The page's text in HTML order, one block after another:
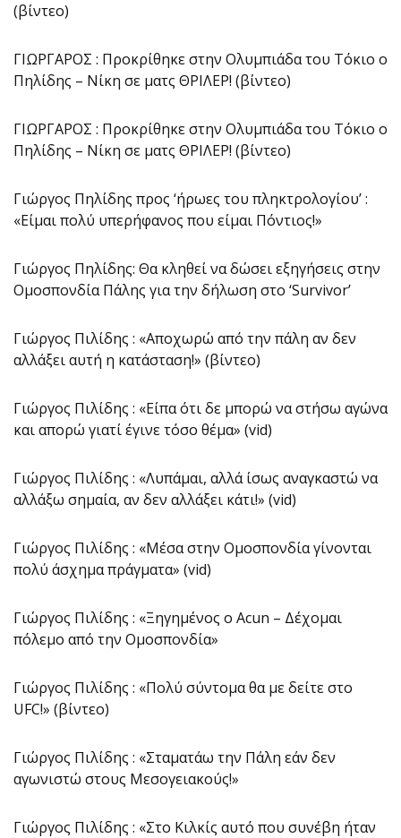
(βίντεο)
ΓΙΩΡΓΑΡΟΣ : Προκρίθηκε στην Ολυμπιάδα του Τόκιο ο
Πηλίδης – Νίκη σε ματς ΘΡΙΛΕΡ! (βίντεο)
ΓΙΩΡΓΑΡΟΣ : Προκρίθηκε στην Ολυμπιάδα του Τόκιο ο
Πηλίδης – Νίκη σε ματς ΘΡΙΛΕΡ! (βίντεο)
Γιώργος Πηλίδης προς ‘ήρωες του πληκτρολογίου’ :
«Είμαι πολύ υπερήφανος που είμαι Πόντιος!»
Γιώργος Πηλίδης: Θα κληθεί να δώσει εξηγήσεις στην
Ομοσπονδία Πάλης για την δήλωση στο ‘Survivor’
Γιώργος Πιλίδης : «Αποχωρώ από την πάλη αν δεν
αλλάξει αυτή η κατάσταση!» (βίντεο)
Γιώργος Πιλίδης : «Είπα ότι δε μπορώ να στήσω αγώνα
και απορώ γιατί έγινε τόσο θέμα» (vid)
Γιώργος Πιλίδης : «Λυπάμαι, αλλά ίσως αναγκαστώ να
αλλάξω σημαία, αν δεν αλλάξει κάτι!» (vid)
Γιώργος Πιλίδης : «Μέσα στην Ομοσπονδία γίνονται
πολύ άσχημα πράγματα» (vid)
Γιώργος Πιλίδης : «Ξηγημένος ο Acun – Δέχομαι
πόλεμο από την Ομοσπονδία»
Γιώργος Πιλίδης : «Πολύ σύντομα θα με δείτε στο
UFC!» (βίντεο)
Γιώργος Πιλίδης : «Σταματάω την Πάλη εάν δεν
αγωνιστώ στους Μεσογειακούς!»
Γιώργος Πιλίδης : «Στο Κιλκίς αυτό που συνέβη ήταν